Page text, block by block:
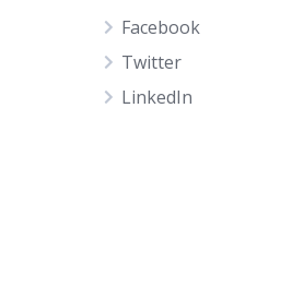
Facebook
Twitter
LinkedIn